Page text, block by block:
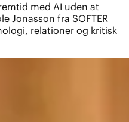
med AI uden at
Jonasson fra SOFTER
relationer og kritisk